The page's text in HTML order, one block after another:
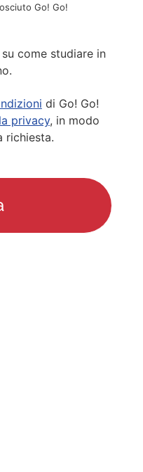
Go! Go!
come studiare in
di Go! Go!
privacy, in modo
richiesta.